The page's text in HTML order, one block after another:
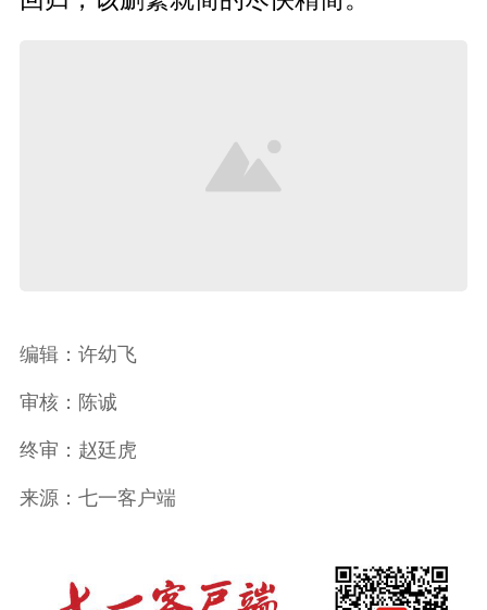
编辑：许幼飞
审核：陈诚
终审：赵廷虎
来源：七一客户端